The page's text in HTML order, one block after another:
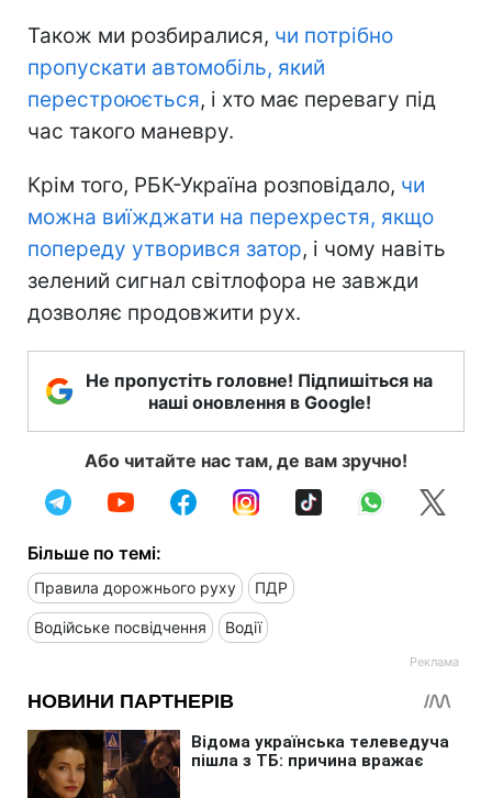
Також ми розбиралися, чи потрібно
пропускати автомобіль, який
перестроюється, і хто має перевагу під
час такого маневру.
Крім того, РБК-Україна розповідало, чи
можна виїжджати на перехрестя, якщо
попереду утворився затор, і чому навіть
зелений сигнал світлофора не завжди
дозволяє продовжити рух.
Не пропустіть головне! Підпишіться на
наші оновлення в Google!
Або читайте нас там, де вам зручно!
Більше по темі:
Правила дорожнього руху ПДР
Водійське посвідчення Водії